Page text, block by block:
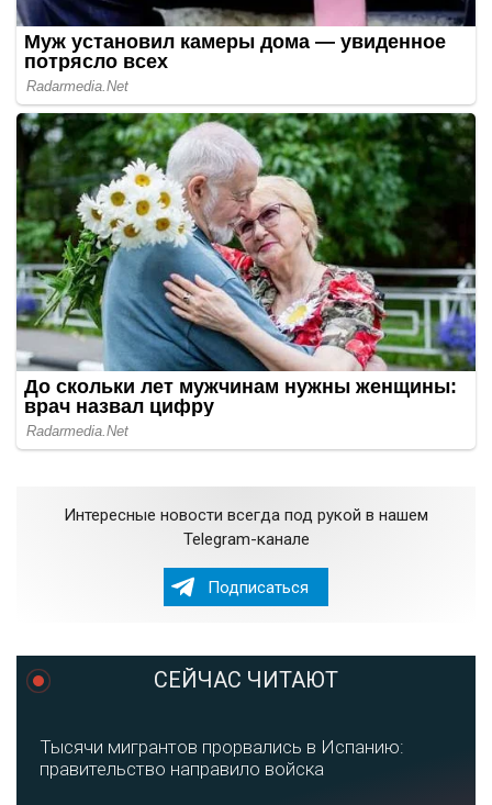
Интересные новости всегда под рукой в нашем
Telegram-канале
Подписаться
СЕЙЧАС ЧИТАЮТ
Тысячи мигрантов прорвались в Испанию:
правительство направило войска